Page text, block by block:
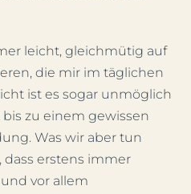
leicht, gleichmütig auf
die mir im täglichen
ist es sogar unmöglich
zu einem gewissen
Was wir aber tun
erstens immer
vor allem